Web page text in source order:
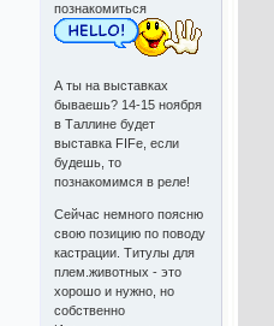
познакомиться
А ты на выставках
бываешь? 14-15 ноября
в Таллине будет
выставка FIFe, если
будешь, то
познакомимся в реле!
Сейчас немного поясню
свою позицию по поводу
кастрации. Титулы для
плем.животных - это
хорошо и нужно, но
собственно